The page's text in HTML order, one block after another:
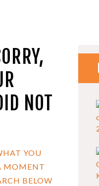
NOT
YOU
MOMENT
BELOW